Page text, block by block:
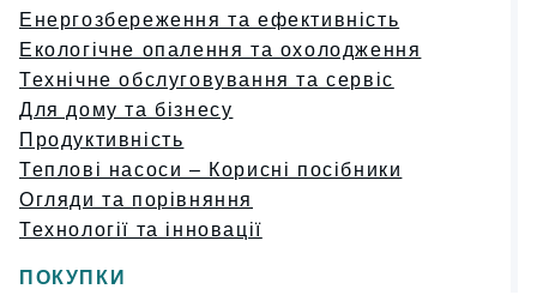
Енергозбереження та ефективність
Екологічне опалення та охолодження
Технічне обслуговування та сервіс
Для дому та бізнесу
Продуктивність
Теплові насоси – Корисні посібники
Огляди та порівняння
Технології та інновації
ПОКУПКИ